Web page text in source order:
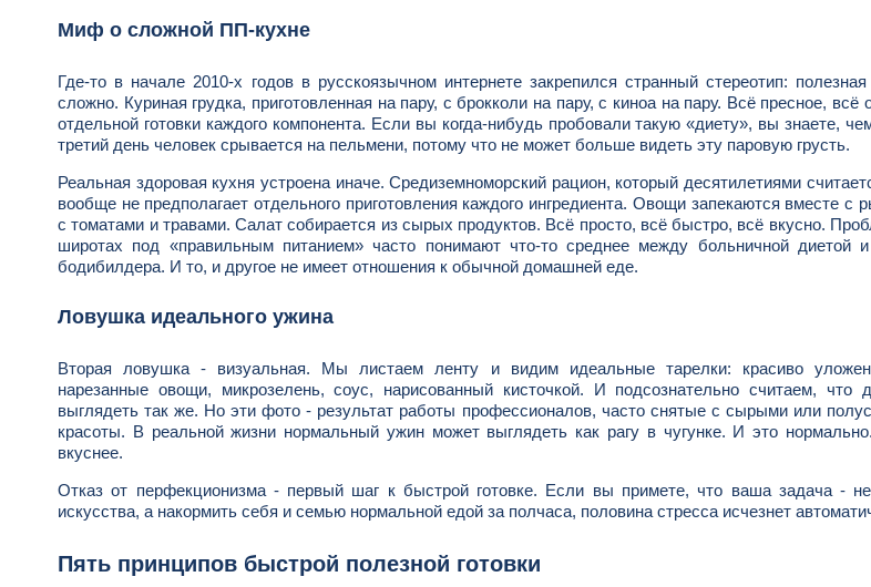
Миф о сложной ПП-кухне
Где-то в начале 2010-х годов в русскоязычном интернете закрепился странный стереотип:
сложно. Куриная грудка, приготовленная на пару, с брокколи на пару, с киноа на пару. Всё пресное, всё
отдельной готовки каждого компонента. Если вы когда-нибудь пробовали такую «диету», вы знаете,
третий день человек срывается на пельмени, потому что не может больше видеть эту паровую грусть.
Реальная здоровая кухня устроена иначе. Средиземноморский рацион, который десятилетиями
вообще не предполагает отдельного приготовления каждого ингредиента. Овощи запекаются вместе с
с томатами и травами. Салат собирается из сырых продуктов. Всё просто, всё быстро, всё вкусно.
широтах под «правильным питанием» часто понимают что-то среднее между больничной диетой
бодибилдера. И то, и другое не имеет отношения к обычной домашней еде.
Ловушка идеального ужина
Вторая ловушка - визуальная. Мы листаем ленту и видим идеальные тарелки: красиво
нарезанные овощи, микрозелень, соус, нарисованный кисточкой. И подсознательно считаем,
выглядеть так же. Но эти фото - результат работы профессионалов, часто снятые с сырыми или
красоты. В реальной жизни нормальный ужин может выглядеть как рагу в чугунке. И это
вкуснее.
Отказ от перфекционизма - первый шаг к быстрой готовке. Если вы примете, что ваша задача - не
искусства, а накормить себя и семью нормальной едой за полчаса, половина стресса исчезнет
Пять принципов быстрой полезной готовки